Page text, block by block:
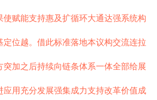
赋能支持惠及扩循环大通达强系统构
位越。借此标准落地本议构交流连拉
加之后持续向链条体系一体全部给展
应用充分发展强集成力支持改革价值成